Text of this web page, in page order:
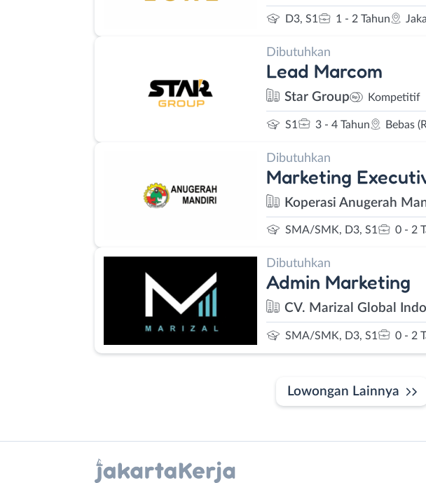
D3, S1 1 - 2 Tahun
Dibutuhkan
Lead Marcom
Star Group Kompetitif
S1 3 - 4 Tahun Bebas
Dibutuhkan
Marketing
Koperasi Anugerah
SMA/SMK, D3, S1 0 - 2
Dibutuhkan
Admin Marketing
CV. Marizal Global
SMA/SMK, D3, S1 0 - 2
Lowongan Lainnya